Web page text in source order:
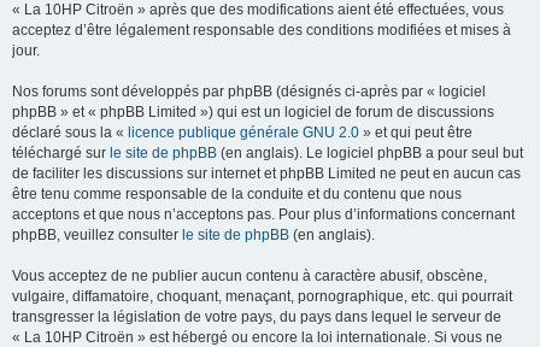
« La 10HP Citroën » après que des modifications aient été effectuées, vous
acceptez d’être légalement responsable des conditions modifiées et mises à
jour.
Nos forums sont développés par phpBB (désignés ci-après par « logiciel
phpBB » et « phpBB Limited ») qui est un logiciel de forum de discussions
déclaré sous la « licence publique générale GNU 2.0 » et qui peut être
téléchargé sur le site de phpBB (en anglais). Le logiciel phpBB a pour seul but
de faciliter les discussions sur internet et phpBB Limited ne peut en aucun cas
être tenu comme responsable de la conduite et du contenu que nous
acceptons et que nous n’acceptons pas. Pour plus d’informations concernant
phpBB, veuillez consulter le site de phpBB (en anglais).
Vous acceptez de ne publier aucun contenu à caractère abusif, obscène,
vulgaire, diffamatoire, choquant, menaçant, pornographique, etc. qui pourrait
transgresser la législation de votre pays, du pays dans lequel le serveur de
« La 10HP Citroën » est hébergé ou encore la loi internationale. Si vous ne